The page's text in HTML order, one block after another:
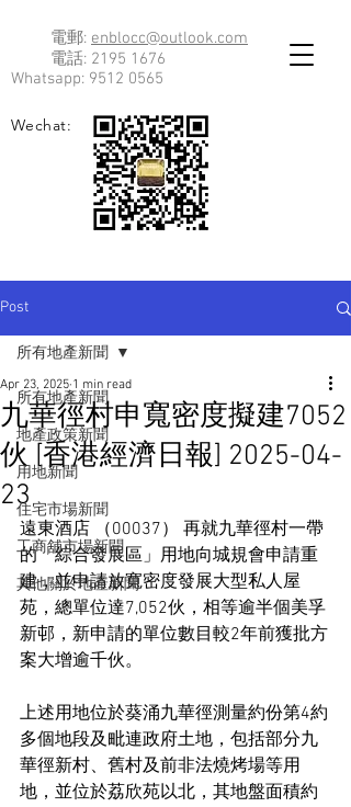
電郵: enblocc@outlook.com
電話: 2195 1676
Whatsapp: 9512 0565
Wechat:
Post
所有地產新聞
地產政策新聞
用地新聞
住宅市場新聞
工商舖市場新聞
其他關於地產新聞
所有地產新聞
九華徑村申寬密度擬建7052
伙 [香港經濟日報] 2025-04-
23
Apr 23, 2025 1 min read
遠東酒店 （00037） 再就九華徑村一帶
的「綜合發展區」用地向城規會申請重
建，並申請放寬密度發展大型私人屋
苑，總單位達7,052伙，相等逾半個美孚
新邨，新申請的單位數目較2年前獲批方
案大增逾千伙。
上述用地位於葵涌九華徑測量約份第4約
多個地段及毗連政府土地，包括部分九
華徑新村、舊村及前非法燒烤場等用
地，並位於荔欣苑以北，其地盤面積約